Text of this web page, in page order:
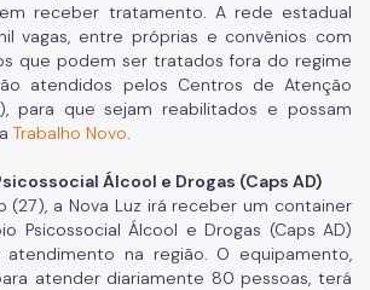
receber tratamento. A rede estadual
vagas, entre próprias e convênios com
que podem ser tratados fora do regime
atendidos pelos Centros de Atenção
para que sejam reabilitados e possam
Trabalho Novo.
Álcool e Drogas (Caps AD)
(27), a Nova Luz irá receber um container
Psicossocial Álcool e Drogas (Caps AD)
atendimento na região. O equipamento,
atender diariamente 80 pessoas, terá